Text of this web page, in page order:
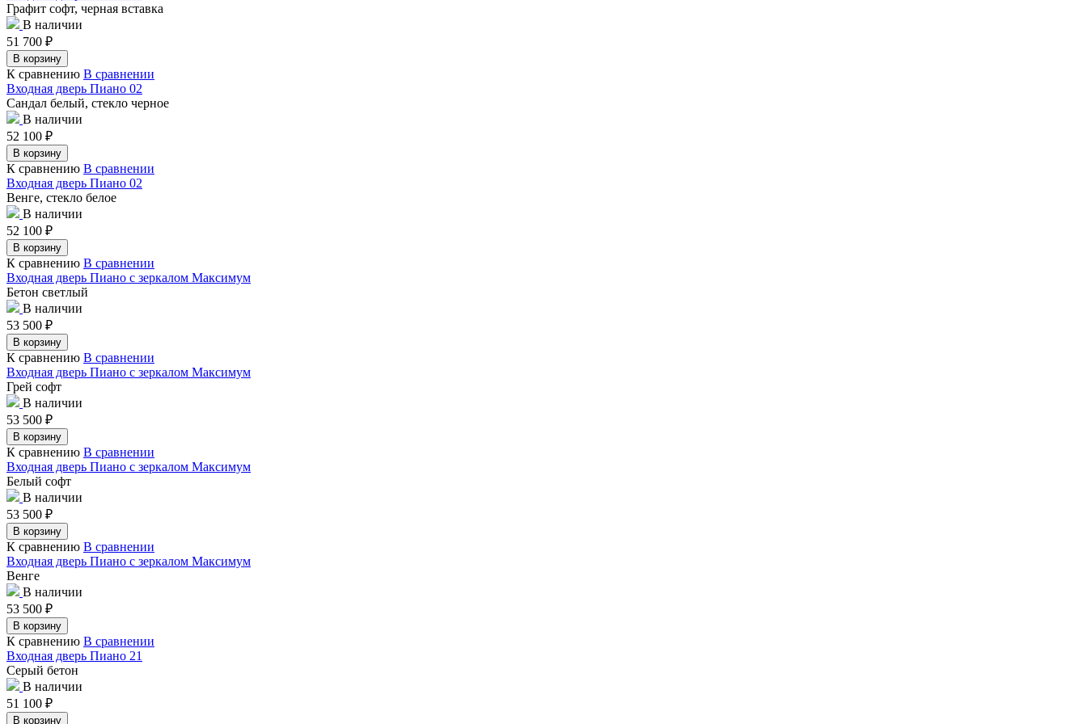
Графит софт, черная вставка
В наличии
51 700 ₽
В корзину
К сравнению В сравнении
Входная дверь Пиано 02
Сандал белый, стекло черное
В наличии
52 100 ₽
В корзину
К сравнению В сравнении
Входная дверь Пиано 02
Венге, стекло белое
В наличии
52 100 ₽
В корзину
К сравнению В сравнении
Входная дверь Пиано с зеркалом Максимум
Бетон светлый
В наличии
53 500 ₽
В корзину
К сравнению В сравнении
Входная дверь Пиано с зеркалом Максимум
Грей софт
В наличии
53 500 ₽
В корзину
К сравнению В сравнении
Входная дверь Пиано с зеркалом Максимум
Белый софт
В наличии
53 500 ₽
В корзину
К сравнению В сравнении
Входная дверь Пиано с зеркалом Максимум
Венге
В наличии
53 500 ₽
В корзину
К сравнению В сравнении
Входная дверь Пиано 21
Серый бетон
В наличии
51 100 ₽
В корзину